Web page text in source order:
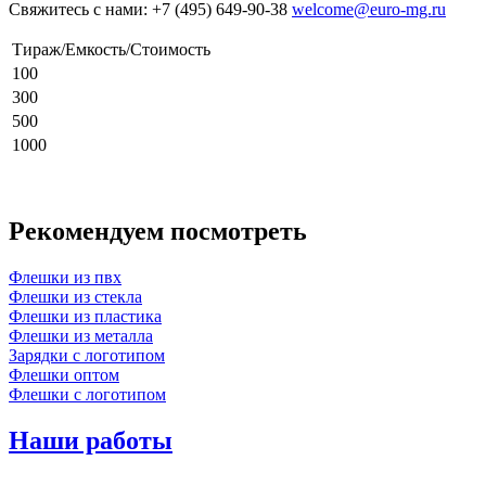
Свяжитесь с нами: +7 (495) 649-90-38 welcome@euro-mg.ru
Тираж/Емкость/Стоимость
100
300
500
1000
Рекомендуем посмотреть
Флешки из пвх
Флешки из стекла
Флешки из пластика
Флешки из металла
Зарядки с логотипом
Флешки оптом
Флешки с логотипом
Наши работы